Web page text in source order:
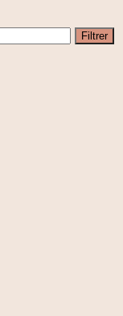
Filtrer